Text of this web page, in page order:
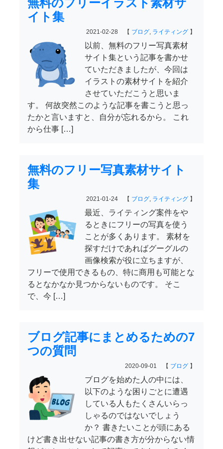
無料のフリーイラスト素材サ
イト集
2021-02-28 【 ブログ, ライティング 】
以前、無料のフリー写真素材
サイト集という記事を書かせ
ていただきましたが、今回は
イラストの素材サイトを紹介
させていただこうと思いま
す。 何故突然このような記事を書こうと思っ
たかと言いますと、自分が忘れるから。 これ
から仕事 […]
無料のフリー写真素材サイト
集
2021-01-24 【 ブログ, ライティング 】
最近、ライティング案件をや
るときにフリーの写真を使う
ことが多くあります。 素材を
探すだけであればグーグルの
画像検索が役に立ちますが、
フリーで使用できるもの、特に商用も可能とな
るとなかなか見つからないものです。 そこ
で、今 […]
ブログ記事にまとめるための7
つの質問
2020-09-01 【 ブログ 】
ブログを始めた人の中には、
以下のような困りごとに遭遇
している人もたくさんいらっ
しゃるのではないでしょう
か？ 書きたいことが頭にある
けど書き出せない記事の書き方が分からない情